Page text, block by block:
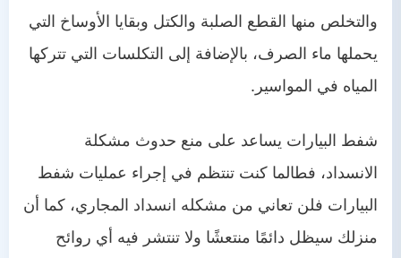
والتخلص منها القطع الصلبة والكتل وبقايا الأوساخ التي
يحملها ماء الصرف، بالإضافة إلى التكلسات التي تتركها
المياه في المواسير.
شفط البيارات يساعد على منع حدوث مشكلة
الانسداد، فطالما كنت تنتظم في إجراء عمليات شفط
البيارات فلن تعاني من مشكله انسداد المجاري، كما أن
منزلك سيظل دائمًا منتعشًا ولا تنتشر فيه أي روائح